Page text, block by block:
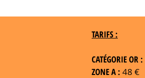
TARIFS :
CATÉGORIE OR :
ZONE A : 48 €